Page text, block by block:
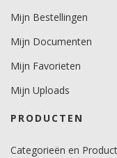
Mijn Bestellingen
Mijn Documenten
Mijn Favorieten
Mijn Uploads
PRODUCTEN
Categorieën en